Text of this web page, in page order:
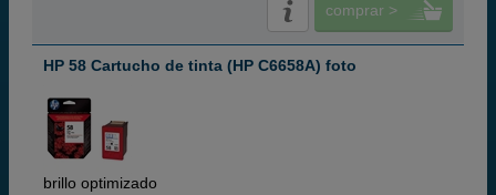
comprar >
HP 58 Cartucho de tinta (HP C6658A) foto
brillo optimizado